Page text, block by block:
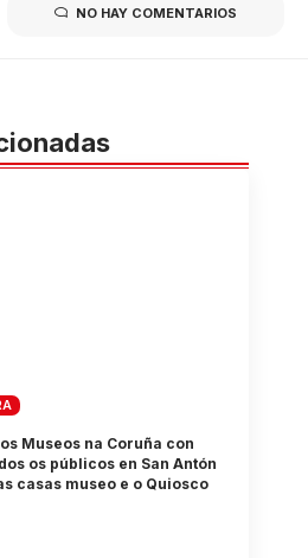
NO HAY COMENTARIOS
Museos na Coruña con
os públicos en San Antón
casas museo e o Quiosco